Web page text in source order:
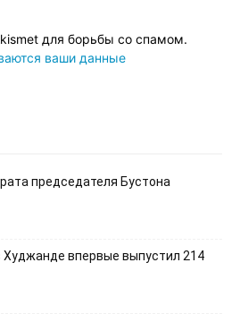
для борьбы со спамом.
ваши данные
председателя Бустона
Худжанде впервые выпустил 214